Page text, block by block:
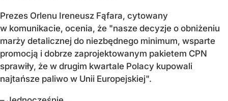
Prezes Orlenu Ireneusz Fąfara, cytowany
w komunikacie, ocenia, że "nasze decyzje o obniżeniu
marży detalicznej do niezbędnego minimum, wsparte
promocją i dobrze zaprojektowanym pakietem CPN
sprawiły, że w drugim kwartale Polacy kupowali
najtańsze paliwo w Unii Europejskiej".